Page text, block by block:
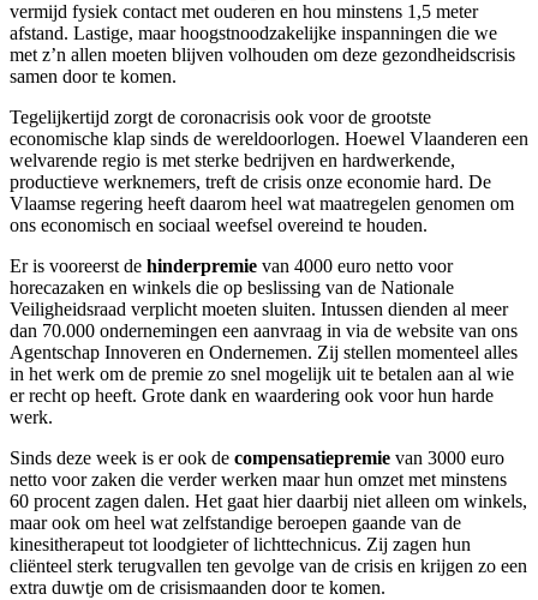
vermijd fysiek contact met ouderen en hou minstens 1,5 meter
afstand. Lastige, maar hoogstnoodzakelijke inspanningen die we
met z’n allen moeten blijven volhouden om deze gezondheidscrisis
samen door te komen.
Tegelijkertijd zorgt de coronacrisis ook voor de grootste
economische klap sinds de wereldoorlogen. Hoewel Vlaanderen een
welvarende regio is met sterke bedrijven en hardwerkende,
productieve werknemers, treft de crisis onze economie hard. De
Vlaamse regering heeft daarom heel wat maatregelen genomen om
ons economisch en sociaal weefsel overeind te houden.
Er is vooreerst de hinderpremie van 4000 euro netto voor
horecazaken en winkels die op beslissing van de Nationale
Veiligheidsraad verplicht moeten sluiten. Intussen dienden al meer
dan 70.000 ondernemingen een aanvraag in via de website van ons
Agentschap Innoveren en Ondernemen. Zij stellen momenteel alles
in het werk om de premie zo snel mogelijk uit te betalen aan al wie
er recht op heeft. Grote dank en waardering ook voor hun harde
werk.
Sinds deze week is er ook de compensatiepremie van 3000 euro
netto voor zaken die verder werken maar hun omzet met minstens
60 procent zagen dalen. Het gaat hier daarbij niet alleen om winkels,
maar ook om heel wat zelfstandige beroepen gaande van de
kinesitherapeut tot loodgieter of lichttechnicus. Zij zagen hun
cliënteel sterk terugvallen ten gevolge van de crisis en krijgen zo een
extra duwtje om de crisismaanden door te komen.